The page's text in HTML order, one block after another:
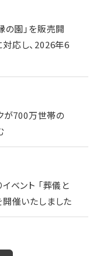
の園」を販売開
応し、2026年6
が700万世帯の
ベント 「葬儀と
催いたしました